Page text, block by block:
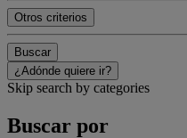
Otros criterios
Buscar
¿Adónde quiere ir?
Skip search by categories
Buscar por